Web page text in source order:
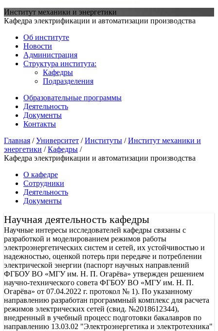
Институт механики и энергетики
Кафедра электрификации и автоматизации производства
Об институте
Новости
Администрация
Структура института:
Кафедры
Подразделения
Образовательные программы
Деятельность
Документы
Контакты
Главная /Университет /Институты /Институт механики и
энергетики /Кафедры /
Кафедра электрификации и автоматизации производства
О кафедре
Сотрудники
Деятельность
Документы
Научная деятельность кафедры
Научные интересы исследователей кафедры связаны с
разработкой и моделированием режимов работы
электроэнергетических систем и сетей, их устойчивостью и
надежностью, оценкой потерь при передаче и потреблении
электрической энергии (паспорт научных направлений
ФГБОУ ВО «МГУ им. Н. П. Огарёва» утвержден решением
научно-технического совета ФГБОУ ВО «МГУ им. Н. П.
Огарёва» от 07.04.2022 г. протокол № 1). По указанному
направлению разработан программный комплекс для расчета
режимов электрических сетей (свид. №2018612344),
внедренный в учебный процесс подготовки бакалавров по
направлению 13.03.02 "Электроэнергетика и электротехника"